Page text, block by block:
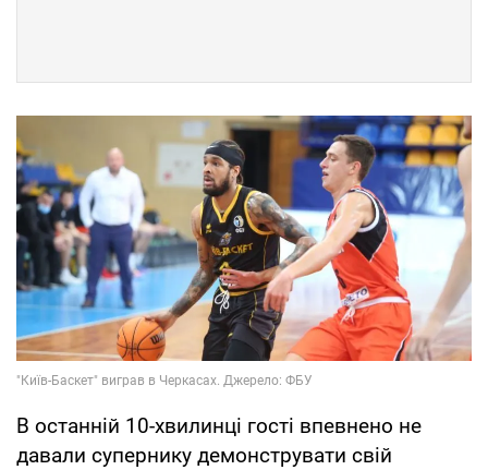
В останній 10-хвилинці гості впевнено не
давали супернику демонструвати свій